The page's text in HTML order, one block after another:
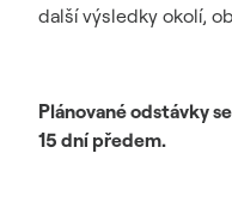
další výsledky okolí,
Plánované odstávky
15 dní předem.